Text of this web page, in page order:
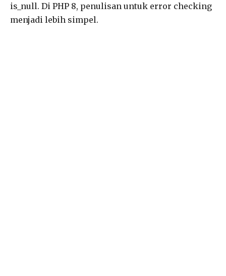
is_null. Di PHP 8, penulisan untuk error checking
menjadi lebih simpel.